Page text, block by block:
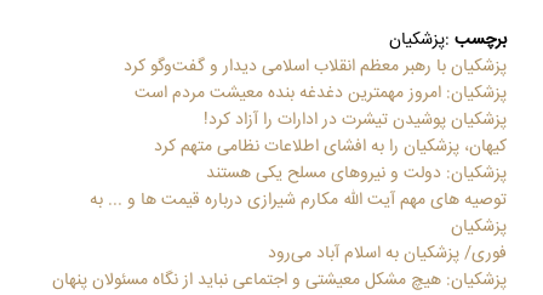
برچسب :پزشکیان
پزشکیان با رهبر معظم انقلاب اسلامی دیدار و گفت‌وگو کرد
پزشکیان: امروز مهمترین دغدغه بنده معیشت مردم است
پزشکیان پوشیدن تیشرت در ادارات را آزاد کرد!
کیهان، پزشکیان را به افشای اطلاعات نظامی متهم کرد
پزشکیان: دولت و نیروهای مسلح یکی هستند
توصیه های مهم آیت الله مکارم شیرازی درباره قیمت ها و ... به
پزشکیان
فوری/ پزشکیان به اسلام آباد می‌رود
پزشکیان: هیچ مشکل معیشتی و اجتماعی نباید از نگاه مسئولان پنهان